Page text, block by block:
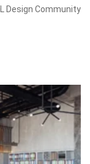
Design Community